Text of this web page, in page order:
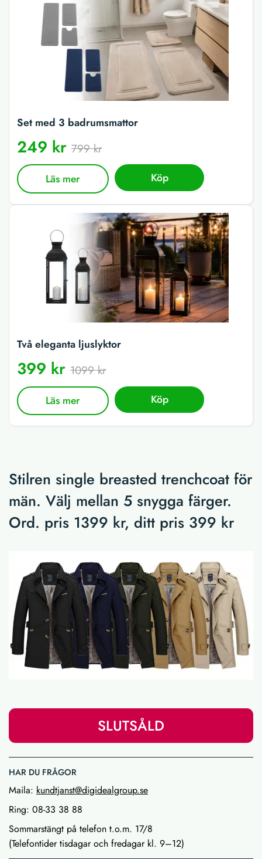
Set med 3 badrumsmattor
249 kr 799 kr
Läs mer Köp
Två eleganta ljuslyktor
399 kr 1099 kr
Läs mer Köp
Stilren single breasted trenchcoat för
män. Välj mellan 5 snygga färger.
Ord. pris 1399 kr, ditt pris 399 kr
SLUTSÅLD
HAR DU FRÅGOR
Maila: kundtjanst@digidealgroup.se
Ring: 08-33 38 88
Sommarstängt på telefon t.o.m. 17/8
(Telefontider tisdagar och fredagar kl. 9–12)